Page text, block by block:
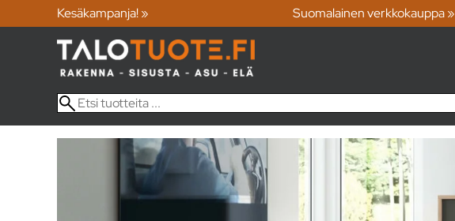
Kesäkampanja! » Suomalainen verkkokauppa »